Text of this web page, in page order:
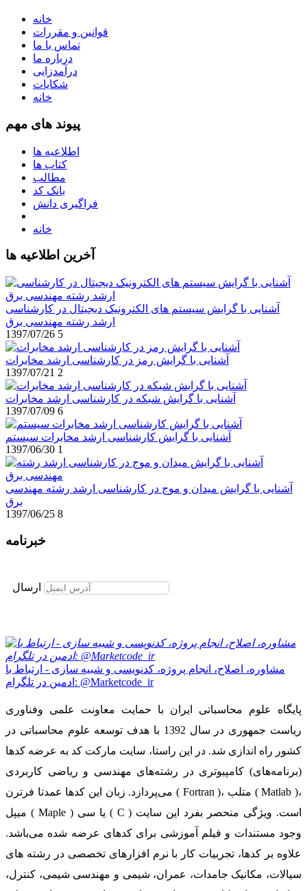
خانه
قوانین و مقررات
تماس با ما
درباره ما
درآمدزایی
شکایات
خانه
پیوند های مهم
اطلاعیه ها
کتاب ها
مطالب
بانک کد
فراگیری دانش
خانه
آخرین اطلاعیه ها
آشنایی با گرایش سیستم های الکترونیک دیجیتال در کارشناسی
ارشد رشته مهندسی برق
1397/07/26 5
آشنایی با گرایش رمز در کارشناسی ارشد مخابرات
1397/07/21 2
آشنایی با گرایش شبکه در کارشناسی ارشد مخابرات
1397/07/09 6
آشنایی با گرایش کارشناسی ارشد مخابرات سیستم
1397/06/30 1
آشنایی با گرایش میدان و موج در کارشناسی ارشد رشته مهندسی
برق
1397/06/25 8
خبرنامه
ارسال
مشاوره، اصلاح، انجام پروژه، کدنویسی و شبیه سازی - ارتباط با
ادمین در تلگرام: @Marketcode_ir
پایگاه علوم محاسباتی ایران با حمایت معاونت علمی وفناوری
ریاست جمهوری در سال 1392 با هدف توسعه علوم محاسباتی در
کشور راه اندازی شد. در این راستا، سایت مارکت کد به عرضه کدها
(برنامه‌های) کامپیوتری در رشته‌های مهندسی و ریاضی کاربردی
می‌پردازد. زبان این کدها عمدتا فرترن ( Fortran )، متلب ( Matlab )،
میپل ( Maple ) یا سی ( C ) است. ویژگی منحصر بفرد این سایت
وجود مستندات و فیلم آموزشی برای کدهای عرضه شده می‌باشد.
علاوه بر کدها، تجربیات کار با نرم افزارهای تخصصی در رشته های
سیالات، مکانیک جامدات، عمران، شیمی و مهندسی شیمی، کنترل،